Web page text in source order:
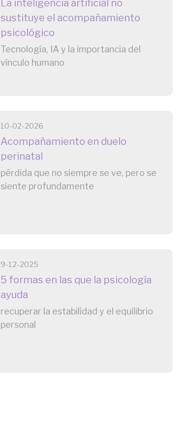
La inteligencia artificial no
sustituye el acompañamiento
psicológico
Tecnología, IA y la importancia del
vínculo humano
10-02-2026
Acompañamiento en duelo
perinatal
pérdida que no siempre se ve, pero se
siente profundamente
9-12-2025
5 formas en las que la psicología
ayuda
recuperar la estabilidad y el equilibrio
personal